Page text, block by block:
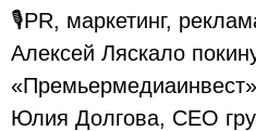
🎙PR, маркетинг,
Алексей Ляскало
Юлия Долгова, CEO